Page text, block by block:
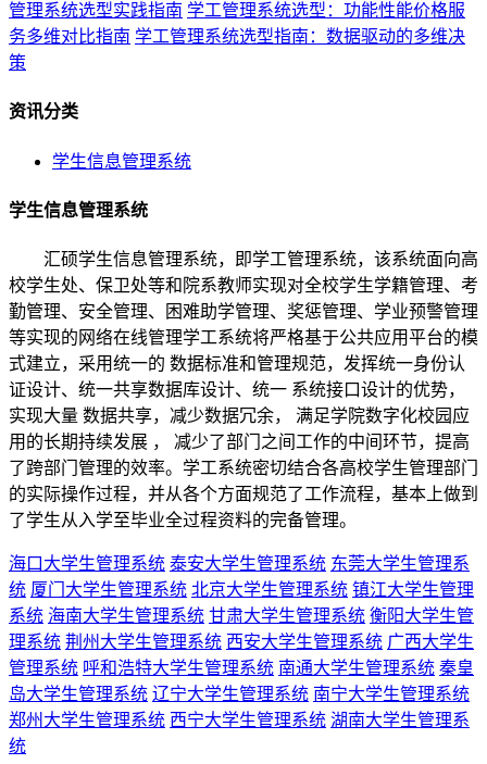
管理系统选型实践指南 学工管理系统选型：功能性能价格服
务多维对比指南 学工管理系统选型指南：数据驱动的多维决
策
资讯分类
学生信息管理系统
学生信息管理系统
汇硕学生信息管理系统，即学工管理系统，该系统面向高
校学生处、保卫处等和院系教师实现对全校学生学籍管理、考
勤管理、安全管理、困难助学管理、奖惩管理、学业预警管理
等实现的网络在线管理学工系统将严格基于公共应用平台的模
式建立，采用统一的 数据标准和管理规范，发挥统一身份认
证设计、统一共享数据库设计、统一 系统接口设计的优势，
实现大量 数据共享，减少数据冗余， 满足学院数字化校园应
用的长期持续发展 ， 减少了部门之间工作的中间环节，提高
了跨部门管理的效率。学工系统密切结合各高校学生管理部门
的实际操作过程，并从各个方面规范了工作流程，基本上做到
了学生从入学至毕业全过程资料的完备管理。
海口大学生管理系统 泰安大学生管理系统 东莞大学生管理系
统 厦门大学生管理系统 北京大学生管理系统 镇江大学生管理
系统 海南大学生管理系统 甘肃大学生管理系统 衡阳大学生管
理系统 荆州大学生管理系统 西安大学生管理系统 广西大学生
管理系统 呼和浩特大学生管理系统 南通大学生管理系统 秦皇
岛大学生管理系统 辽宁大学生管理系统 南宁大学生管理系统
郑州大学生管理系统 西宁大学生管理系统 湖南大学生管理系
统